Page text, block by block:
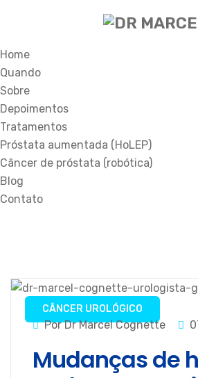
Home
Quando
Sobre
Depoimentos
Tratamentos
Próstata aumentada (HoLEP)
Câncer de próstata (robótica)
Blog
Contato
CÂNCER UROLÓGICO
Por Dr Marcel Cognette
Mudanças de